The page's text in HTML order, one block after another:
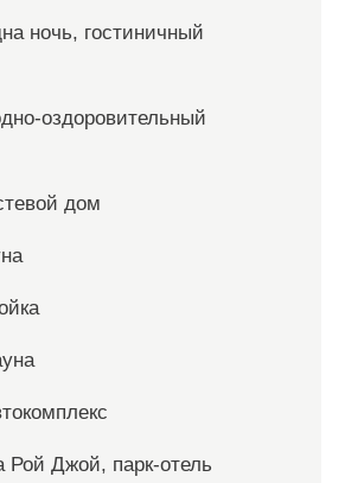
ночь, гостиничный
оздоровительный
дом
Рой Джой, парк-отель